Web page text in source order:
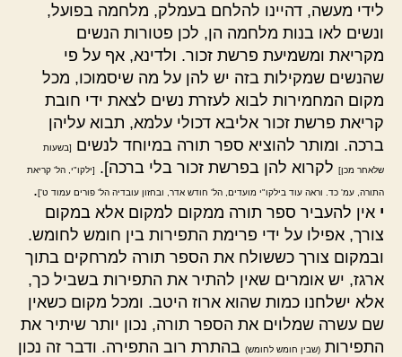
לידי מעשה, דהיינו להלחם בעמלק, מלחמה בפועל,
ונשים לאו בנות מלחמה הן, לכן פטורות הנשים
מקריאת ומשמיעת פרשת זכור. ולדינא, אף על פי
שהנשים שמקילות בזה יש להן על מה שיסמוכו, מכל
מקום המחמירות לבוא לעזרת נשים לצאת ידי חובת
קריאת פרשת זכור אליבא דכולי עלמא, תבוא עליהן
ברכה. ומותר להוציא ספר תורה במיוחד לנשים
[בשעות
שלאחר מכן] לקרוא להן בפרשת זכור בלי ברכה]. [ילקו"י, הל' קריאת
התורה, עמ' כד. וראה עוד בילקו"י מועדים, הל' חודש אדר, ובחזון עובדיה הל' פורים עמוד ט'].
י אין להעביר ספר תורה ממקום למקום אלא במקום
צורך, אפילו על ידי פרימת התפירות בין חומש לחומש.
ובמקום צורך כששולח את הספר תורה למרחקים בתוך
ארגז, יש אומרים שאין להתיר את התפירות בשביל כך,
אלא ישלחנו כמות שהוא ארוז היטב. ומכל מקום כשאין
שם עשרה שמלוים את הספר תורה, נכון יותר שיתיר את
התפירות (שבין חומש לחומש) בהתרת רוב התפירה. ודבר זה נכון